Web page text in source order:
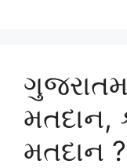
મતદાન ?